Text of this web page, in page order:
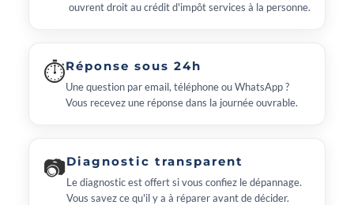
ouvrent droit au crédit d'impôt services à la personne.
⏱Réponse sous 24h
Une question par email, téléphone ou WhatsApp ?
Vous recevez une réponse dans la journée ouvrable.
📷Diagnostic transparent
Le diagnostic est offert si vous confiez le dépannage.
Vous savez ce qu'il y a à réparer avant de décider.